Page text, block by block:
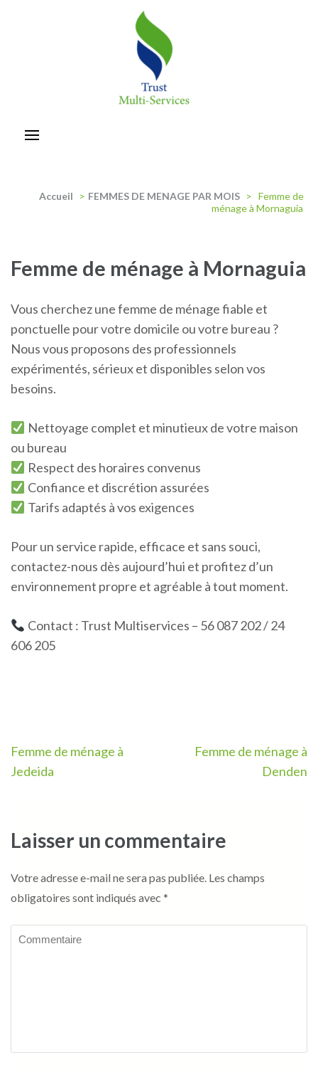
Accueil > FEMMES DE MENAGE PAR MOIS > Femme de
ménage à Mornaguia
Femme de ménage à Mornaguia
Vous cherchez une femme de ménage fiable et
ponctuelle pour votre domicile ou votre bureau ?
Nous vous proposons des professionnels
expérimentés, sérieux et disponibles selon vos
besoins.
Nettoyage complet et minutieux de votre maison
ou bureau
Respect des horaires convenus
Confiance et discrétion assurées
Tarifs adaptés à vos exigences
Pour un service rapide, efficace et sans souci,
contactez-nous dès aujourd’hui et profitez d’un
environnement propre et agréable à tout moment.
Contact : Trust Multiservices – 56 087 202 / 24
606 205
Navigation
de
Femme de ménage à
Jedeida
Femme de ménage à
Denden
Laisser un commentaire
Votre adresse e-mail ne sera pas publiée. Les champs
obligatoires sont indiqués avec *
Commentaire